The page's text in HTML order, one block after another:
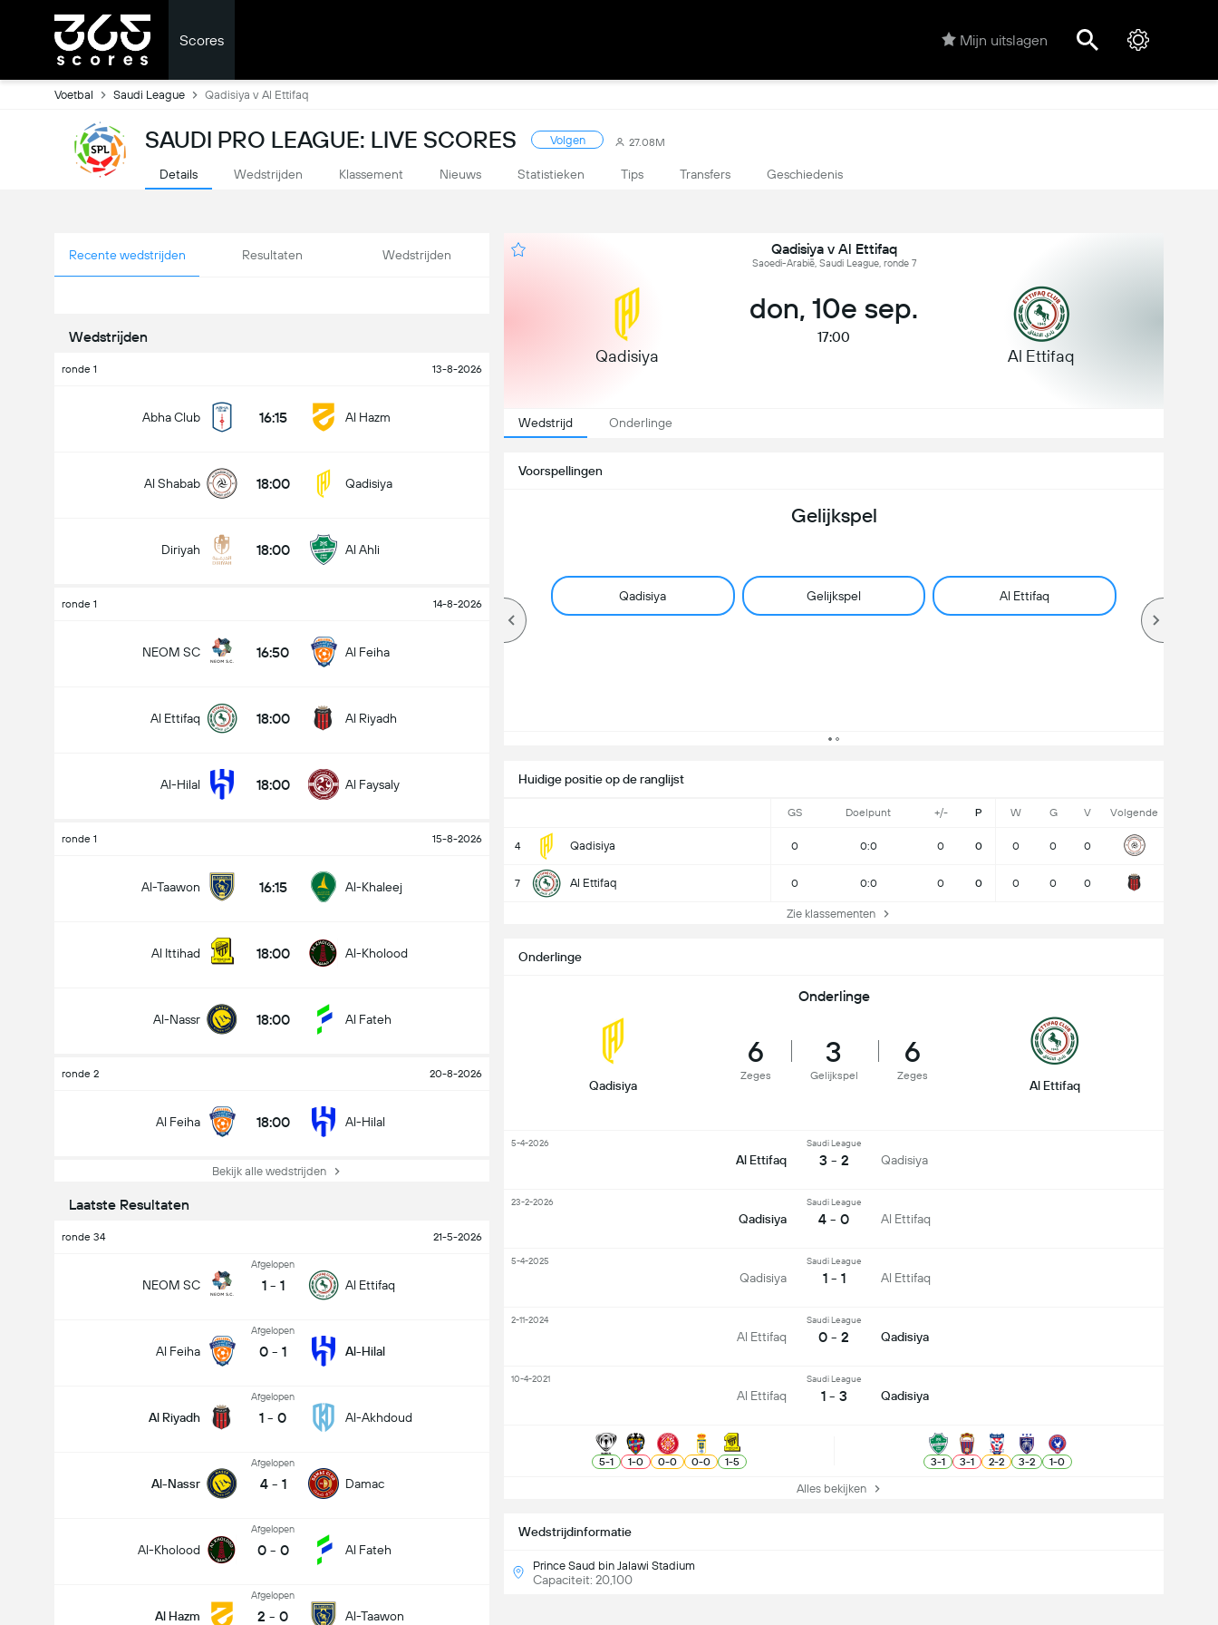
Scores Mijn uitslagen
Voetbal Saudi League Qadisiya v Al Ettifaq
SAUDI PRO LEAGUE: LIVE SCORES Volgen 27.08M
Details Wedstrijden Klassement Nieuws Statistieken Tips Transfers Geschiedenis
Recente wedstrijden Resultaten Wedstrijden
Wedstrijden
ronde 1 13-8-2026
Abha Club 16:15 Al Hazm
Al Shabab 18:00 Qadisiya
Diriyah 18:00 Al Ahli
ronde 1 14-8-2026
NEOM SC 16:50 Al Feiha
Al Ettifaq 18:00 Al Riyadh
Al-Hilal 18:00 Al Faysaly
ronde 1 15-8-2026
Al-Taawon 16:15 Al-Khaleej
Al Ittihad 18:00 Al-Kholood
Al-Nassr 18:00 Al Fateh
ronde 2 20-8-2026
Al Feiha 18:00 Al-Hilal
Bekijk alle wedstrijden
Laatste Resultaten
ronde 34 21-5-2026
NEOM SC
Afgelopen
1 - 1 Al Ettifaq
Al Feiha
Afgelopen
0 - 1 Al-Hilal
Al Riyadh
Afgelopen
1 - 0 Al-Akhdoud
Al-Nassr
Afgelopen
4 - 1 Damac
Al-Kholood
Afgelopen
0 - 0 Al Fateh
Al Hazm
Afgelopen
2 - 0 Al-Taawon
Qadisiya v Al Ettifaq
Saoedi-Arabië, Saudi League, ronde 7
Qadisiya
don, 10e sep.
17:00
Al Ettifaq
Wedstrijd Onderlinge
Voorspellingen
Gelijkspel
Qadisiya Gelijkspel Al Ettifaq
Huidige positie op de ranglijst
GS Doelpunt +/- P W G V Volgende
4 Qadisiya 0 0:0 0 0 0 0 0
7 Al Ettifaq 0 0:0 0 0 0 0 0
Zie klassementen
Wedstrijdinformatie
Prince Saud bin Jalawi Stadium
Capaciteit: 20,100
Onderlinge
Onderlinge
Qadisiya
6
Zeges
3
Gelijkspel
6
Zeges
Al Ettifaq
Al Ettifaq
Saudi League
3 - 2 Qadisiya
5-4-2026
Qadisiya
Saudi League
4 - 0 Al Ettifaq
23-2-2026
Qadisiya
Saudi League
1 - 1 Al Ettifaq
5-4-2025
Al Ettifaq
Saudi League
0 - 2 Qadisiya
2-11-2024
Al Ettifaq
Saudi League
1 - 3 Qadisiya
10-4-2021
5-1 1-0 0-0 0-0 1-5 3-1 3-1 2-2 3-2 1-0
Alles bekijken